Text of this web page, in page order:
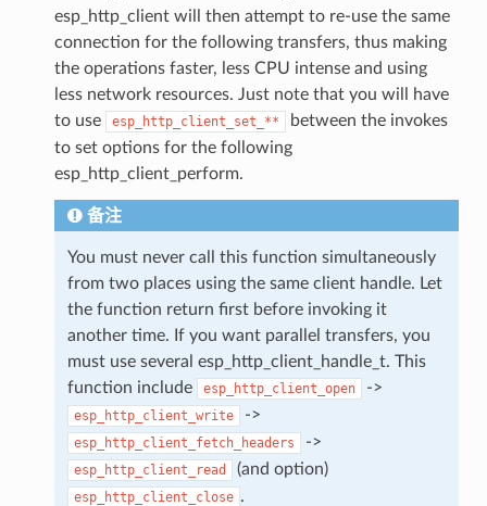
esp_http_client will then attempt to re-use the same
connection for the following transfers, thus making
the operations faster, less CPU intense and using
less network resources. Just note that you will have
to use
esp_http_client_set_**
between the invokes
to set options for the following
esp_http_client_perform.
备注
You must never call this function simultaneously
from two places using the same client handle. Let
the function return first before invoking it
another time. If you want parallel transfers, you
must use several esp_http_client_handle_t. This
function include
esp_http_client_open ->
esp_http_client_write ->
esp_http_client_fetch_headers ->
esp_http_client_read (and option)
esp_http_client_close .